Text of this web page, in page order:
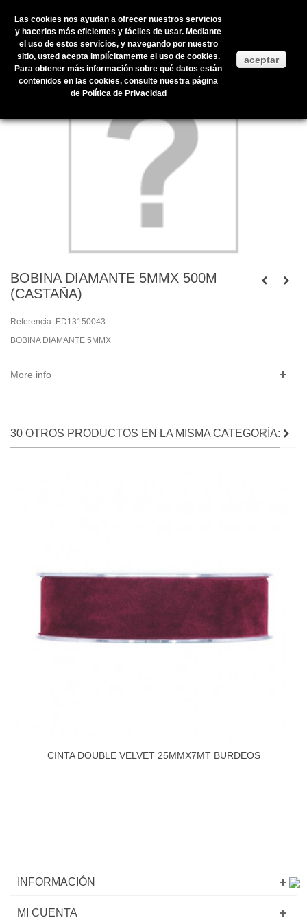
Inicio > Productos en stock > ENVOLTORIOS Y PRESENTACIÓN >
CINTAS > BOBINA DIAMANTE 5MMX 500M (CASTAÑA)
BOBINA DIAMANTE 5MMX 500M
(CASTAÑA)
Referencia: ED13150043
BOBINA DIAMANTE 5MMX
More info
30 OTROS PRODUCTOS EN LA MISMA CATEGORÍA:
CINTA DOUBLE VELVET 25MMX7MT BURDEOS
Las cookies nos ayudan a ofrecer nuestros servicios
y hacerlos más eficientes y fáciles de usar. Mediante
el uso de estos servicios, y navegando por nuestro
sitio, usted acepta implícitamente el uso de cookies.
Para obtener más información sobre qué datos están
contenidos en las cookies, consulte nuestra página
de Política de Privacidad
aceptar
INFORMACIÓN
MI CUENTA